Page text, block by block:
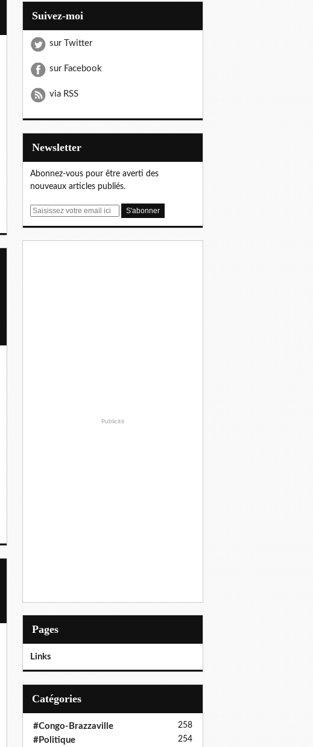
Suivez-moi
sur Twitter
sur Facebook
via RSS
Newsletter
Abonnez-vous pour être averti des
nouveaux articles publiés.
E
Publicité
Pages
Links
Catégories
#Congo-Brazzaville 258
#Politique 254